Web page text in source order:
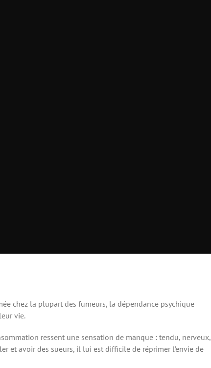
chez la plupart des fumeurs, la dépendance psychique
vie.
ressent une sensation de manque : tendu, nerveux,
et avoir des sueurs, il lui est difficile de réprimer l’envie de